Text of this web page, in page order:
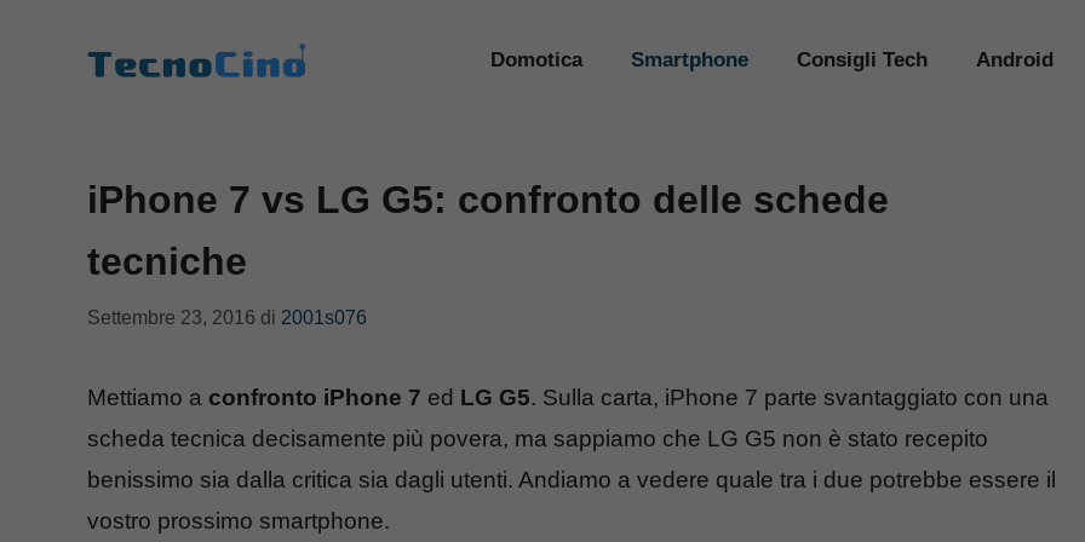
Domotica Smartphone Consigli Tech Android
iPhone 7 vs LG G5: confronto delle schede
tecniche
Settembre 23, 2016 di 2001s076
Mettiamo a confronto iPhone 7 ed LG G5. Sulla carta, iPhone 7 parte svantaggiato con una
scheda tecnica decisamente più povera, ma sappiamo che LG G5 non è stato recepito
benissimo sia dalla critica sia dagli utenti. Andiamo a vedere quale tra i due potrebbe essere il
vostro prossimo smartphone.